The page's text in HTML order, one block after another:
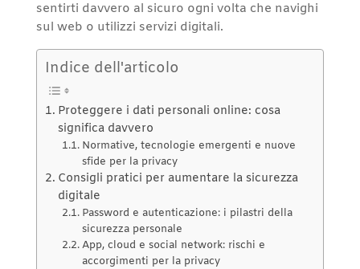
sentirti davvero al sicuro ogni volta che navighi
sul web o utilizzi servizi digitali.
Indice dell'articolo
Proteggere i dati personali online: cosa
significa davvero
Normative, tecnologie emergenti e nuove
sfide per la privacy
Consigli pratici per aumentare la sicurezza
digitale
Password e autenticazione: i pilastri della
sicurezza personale
App, cloud e social network: rischi e
accorgimenti per la privacy